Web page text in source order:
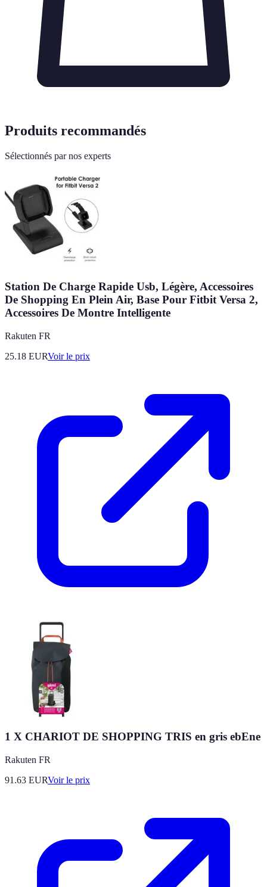
Produits recommandés
Sélectionnés par nos experts
Station De Charge Rapide Usb, Légère, Accessoires
De Shopping En Plein Air, Base Pour Fitbit Versa 2,
Accessoires De Montre Intelligente
Rakuten FR
25.18 EURVoir le prix
1 X CHARIOT DE SHOPPING TRIS en gris ebEne
Rakuten FR
91.63 EURVoir le prix